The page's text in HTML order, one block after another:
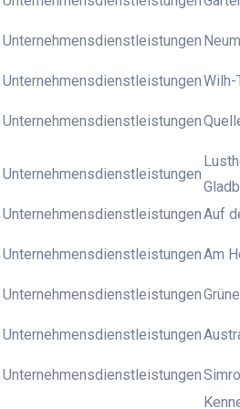
Unternehmensdienstleistungen
UnternehmensdienstleistungenWilh-
Unternehmensdienstleistungen
Unternehmensdienstleistungen
UnternehmensdienstleistungenAuf
UnternehmensdienstleistungenAm
Unternehmensdienstleistungen
Unternehmensdienstleistungen
Unternehmensdienstleistungen